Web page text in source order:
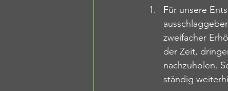
Für unsere
zweifacher
der Zeit,
nachzuholen.
ständig